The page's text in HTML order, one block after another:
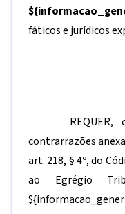
fáticos e jurídicos
contrarrazões
art. 218, § 4º, do
ao Egrégio